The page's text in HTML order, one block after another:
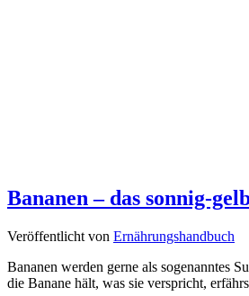
Bananen – das sonnig-
Veröffentlicht von Ernährungshandbuch
Bananen werden gerne als sogenanntes
die Banane hält, was sie verspricht,